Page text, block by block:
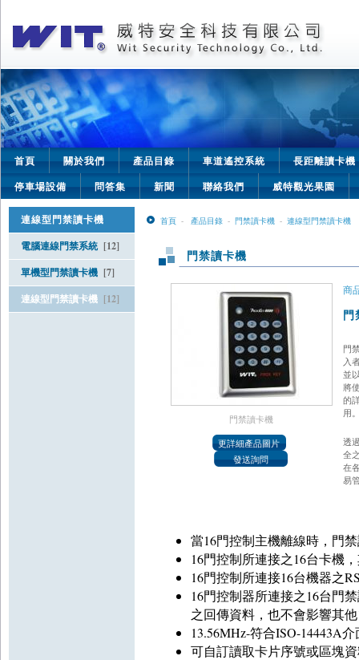
首頁 關於我們 產品目錄 車道遙控系統
長距離讀卡機
停車場設備
問答集 新聞 聯絡我們 威特觀光果園
連線型門禁讀卡機
電腦連線門禁系統 [12]
單機型門禁讀卡機 [7]
連線型門禁讀卡機 [12]
首頁 - 產品目錄 - 門禁讀卡機 - 連線型門禁讀卡機
門禁讀卡機
門禁讀卡機
商
門
門
入
並
將
的
用
透
全
在
易
當16門控制主機離線時，門
16門控制所連接之16台卡機
16門控制所連接16台機器之
16門控制器所連接之16台門
之回傳資料，也不會影響其
13.56MHz-符合ISO-14443A
可自訂讀取卡片序號或區塊